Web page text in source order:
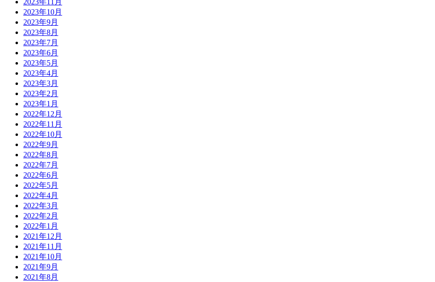
2023年11月
2023年10月
2023年9月
2023年8月
2023年7月
2023年6月
2023年5月
2023年4月
2023年3月
2023年2月
2023年1月
2022年12月
2022年11月
2022年10月
2022年9月
2022年8月
2022年7月
2022年6月
2022年5月
2022年4月
2022年3月
2022年2月
2022年1月
2021年12月
2021年11月
2021年10月
2021年9月
2021年8月